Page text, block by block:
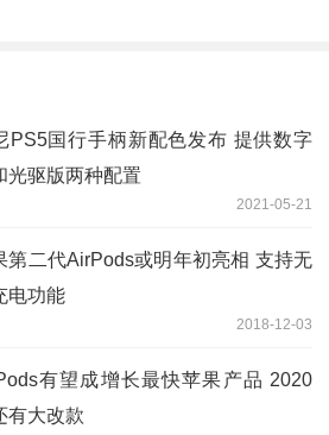
PS5国行手柄新配色发布 提供数字
光驱版两种配置
2021-05-21
第二代AirPods或明年初亮相 支持无
电功能
2018-12-03
有望成增长最快苹果产品 2020
有大改款